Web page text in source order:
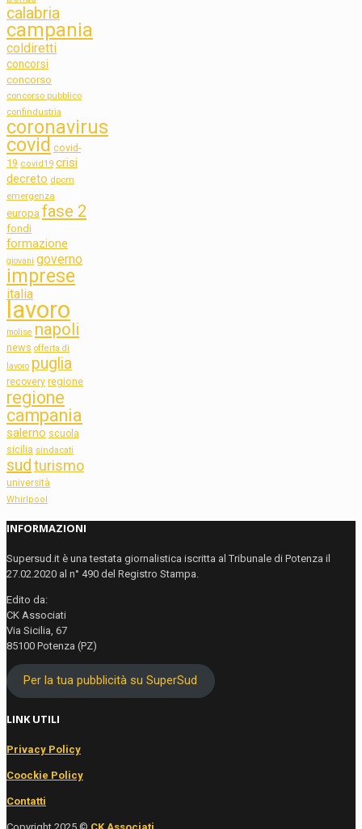
calabria
campania
coldiretti
concorsi
concorso
concorso pubblico
confindustria
coronavirus
covid covid-
19 covid19 crisi
decreto dpcm
emergenza
europa fase 2
fondi
formazione
giovani governo
imprese
italia
lavoro
molise napoli
news offerta di
lavoro puglia
recovery regione
regione
campania
salerno scuola
sicilia sindacati
sudturismo
università
Whirlpool
INFORMAZIONI
Supersud.it è una testata giornalistica iscritta al Tribunale di Potenza il
27.02.2020 al n° 490 del Registro Stampa.
Edito da:
CK Associati
Via Sicilia, 67
85100 Potenza (PZ)
Per la tua pubblicità su SuperSud
LINK UTILI
Privacy Policy
Coockie Policy
Contatti